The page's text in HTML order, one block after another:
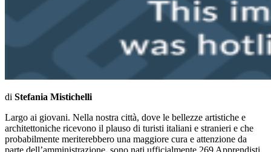
di Stefania Mistichelli
Largo ai giovani. Nella nostra città, dove le bellezze artistiche e
architettoniche ricevono il plauso di turisti italiani e stranieri e che
probabilmente meriterebbero una maggiore cura e attenzione da
parte dell’amministrazione, sono nati ufficialmente 269 Apprendisti